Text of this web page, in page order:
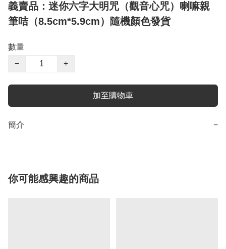
義賣品：迷你六字大明咒（觀音心咒）喇嘛親
筆咭（8.5cm*5.9cm）隨機顏色發貨
數量
−
+
加至購物車
簡介 −
你可能感興趣的商品